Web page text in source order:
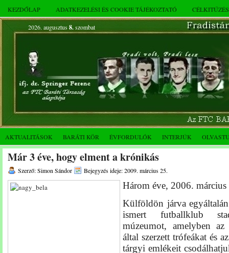
KEZDŐLAP ADATKEZELÉSI ÉS COOKIE TÁJÉKOZTATÓ
2026. augusztus 8.szombat
AKTUALITÁSOK BARÁTI KÖR ÉVFORDULÓK INTERJÚK
Már 3 éve, hogy elment a krónikás
Szerző: Simon Sándor Bejegyzés ideje: 2009. március 25.
Három éve, 2006.
Külföldön járva
ismert futballklub
múzeumot, amelyben
által szerzett trófeákat és
tárgyi emlékeit